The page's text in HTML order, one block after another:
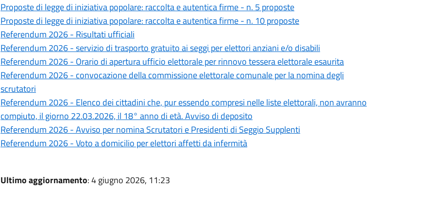
Proposte di legge di iniziativa popolare: raccolta e autentica firme - n. 5 proposte
Proposte di legge di iniziativa popolare: raccolta e autentica firme - n. 10 proposte
Referendum 2026 - Risultati ufficiali
Referendum 2026 - servizio di trasporto gratuito ai seggi per elettori anziani e/o disabili
Referendum 2026 - Orario di apertura ufficio elettorale per rinnovo tessera elettorale esaurita
Referendum 2026 - convocazione della commissione elettorale comunale per la nomina degli
scrutatori
Referendum 2026 - Elenco dei cittadini che, pur essendo compresi nelle liste elettorali, non avranno
compiuto, il giorno 22.03.2026, il 18° anno di età. Avviso di deposito
Referendum 2026 - Avviso per nomina Scrutatori e Presidenti di Seggio Supplenti
Referendum 2026 - Voto a domicilio per elettori affetti da infermità
Ultimo aggiornamento: 4 giugno 2026, 11:23